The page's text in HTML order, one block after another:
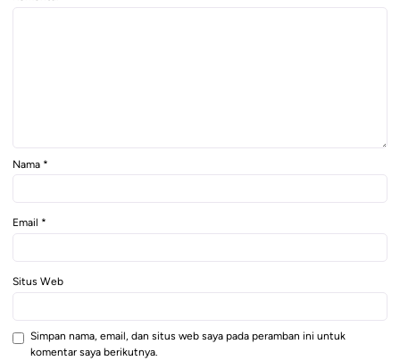
Nama *
Email *
Situs Web
Simpan nama, email, dan situs web saya pada peramban ini untuk
komentar saya berikutnya.